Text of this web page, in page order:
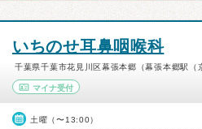
いちのせ耳鼻咽喉科
千葉県千葉市花見川区幕張本郷（幕張本郷駅（
マイナ受付
土曜（〜13:00）